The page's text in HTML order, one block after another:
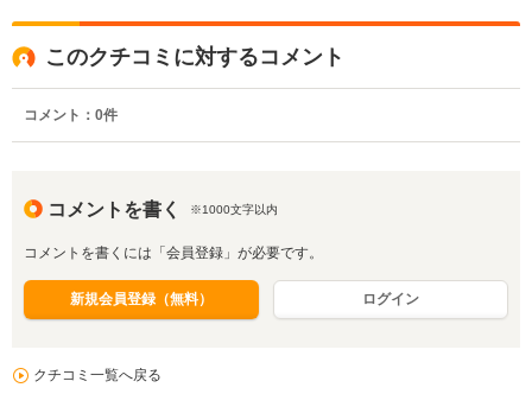
このクチコミに対するコメント
コメント： 0件
コメントを書く ※1000文字以内
コメントを書くには「会員登録」が必要です。
新規会員登録（無料） ログイン
クチコミ一覧へ戻る